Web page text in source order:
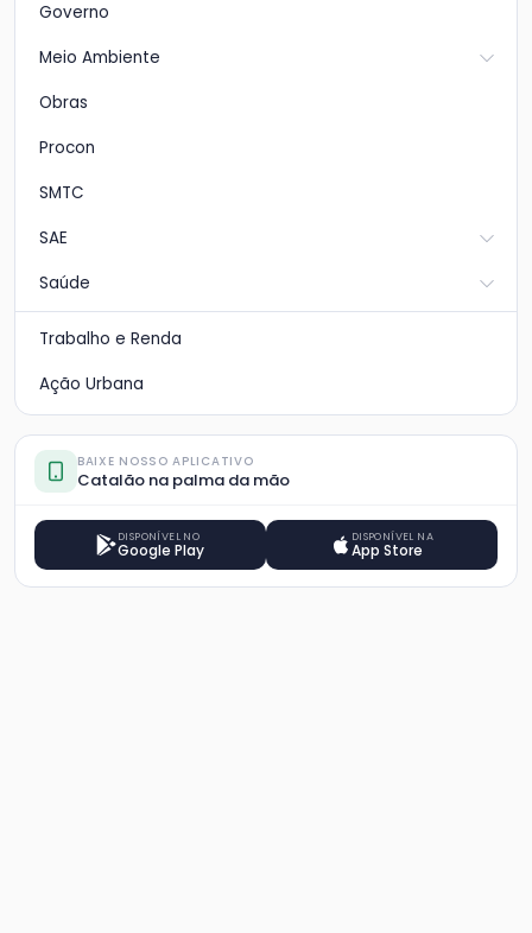
Governo
Meio Ambiente
Obras
Procon
SMTC
SAE
Saúde
Trabalho e Renda
Ação Urbana
BAIXE NOSSO APLICATIVO
Catalão na palma da mão
DISPONÍVEL NO
Google Play
DISPONÍVEL NA
App Store